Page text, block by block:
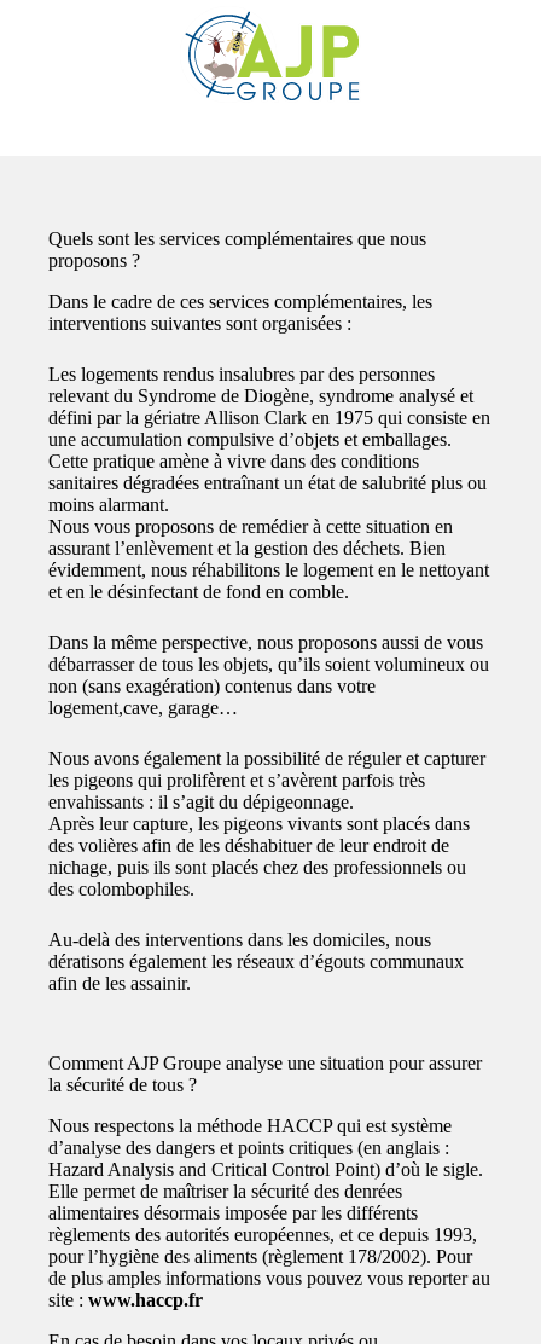
Quels sont les services complémentaires que nous
proposons ?
Dans le cadre de ces services complémentaires, les
interventions suivantes sont organisées :
Les logements rendus insalubres par des personnes
relevant du Syndrome de Diogène, syndrome analysé et
défini par la gériatre Allison Clark en 1975 qui consiste en
une accumulation compulsive d’objets et emballages.
Cette pratique amène à vivre dans des conditions
sanitaires dégradées entraînant un état de salubrité plus ou
moins alarmant.
Nous vous proposons de remédier à cette situation en
assurant l’enlèvement et la gestion des déchets. Bien
évidemment, nous réhabilitons le logement en le nettoyant
et en le désinfectant de fond en comble.
Dans la même perspective, nous proposons aussi de vous
débarrasser de tous les objets, qu’ils soient volumineux ou
non (sans exagération) contenus dans votre
logement,cave, garage…
Nous avons également la possibilité de réguler et capturer
les pigeons qui prolifèrent et s’avèrent parfois très
envahissants : il s’agit du dépigeonnage.
Après leur capture, les pigeons vivants sont placés dans
des volières afin de les déshabituer de leur endroit de
nichage, puis ils sont placés chez des professionnels ou
des colombophiles.
Au-delà des interventions dans les domiciles, nous
dératisons également les réseaux d’égouts communaux
afin de les assainir.
Comment AJP Groupe analyse une situation pour assurer
la sécurité de tous ?
Nous respectons la méthode HACCP qui est système
d’analyse des dangers et points critiques (en anglais :
Hazard Analysis and Critical Control Point) d’où le sigle.
Elle permet de maîtriser la sécurité des denrées
alimentaires désormais imposée par les différents
règlements des autorités européennes, et ce depuis 1993,
pour l’hygiène des aliments (règlement 178/2002). Pour
de plus amples informations vous pouvez vous reporter au
site : www.haccp.fr